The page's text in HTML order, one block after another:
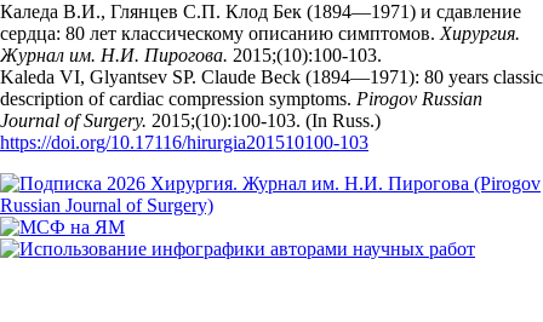
Каледа В.И., Глянцев С.П. Клод Бек (1894—1971) и сдавление
сердца: 80 лет классическому описанию симптомов. Хирургия.
Журнал им. Н.И. Пирогова. 2015;(10):100‑103.
Kaleda VI, Glyantsev SP. Claude Beck (1894—1971): 80 years classic
description of cardiac compression symptoms. Pirogov Russian
Journal of Surgery. 2015;(10):100‑103. (In Russ.)
https://doi.org/10.17116/hirurgia201510100-103